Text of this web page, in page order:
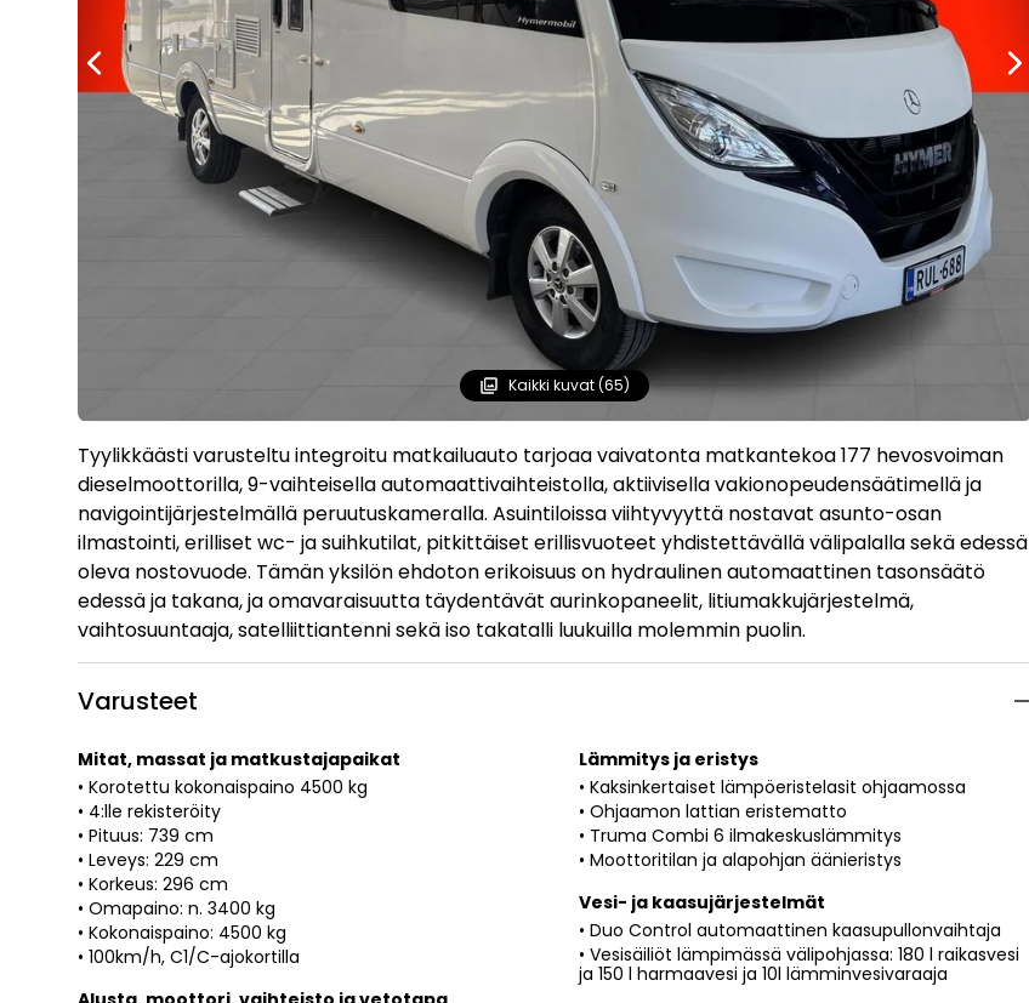
Kaikki kuvat (65)
Tyylikkäästi varusteltu integroitu matkailuauto tarjoaa vaivatonta matkantekoa 177 hevosvoiman
dieselmoottorilla, 9-vaihteisella automaattivaihteistolla, aktiivisella vakionopeudensäätimellä ja
navigointijärjestelmällä peruutuskameralla. Asuintiloissa viihtyvyyttä nostavat asunto-osan
ilmastointi, erilliset wc- ja suihkutilat, pitkittäiset erillisvuoteet yhdistettävällä välipalalla sekä edessä
oleva nostovuode. Tämän yksilön ehdoton erikoisuus on hydraulinen automaattinen tasonsäätö
edessä ja takana, ja omavaraisuutta täydentävät aurinkopaneelit, litiumakkujärjestelmä,
vaihtosuuntaaja, satelliittiantenni sekä iso takatalli luukuilla molemmin puolin.
Varusteet
Mitat, massat ja matkustajapaikat
• Korotettu kokonaispaino 4500 kg
• 4:lle rekisteröity
• Pituus: 739 cm
• Leveys: 229 cm
• Korkeus: 296 cm
• Omapaino: n. 3400 kg
• Kokonaispaino: 4500 kg
• 100km/h, C1/C-ajokortilla
Lämmitys ja eristys
• Kaksinkertaiset lämpöeristelasit ohjaamossa
• Ohjaamon lattian eristematto
• Truma Combi 6 ilmakeskuslämmitys
• Moottoritilan ja alapohjan äänieristys
Vesi- ja kaasujärjestelmät
• Duo Control automaattinen kaasupullonvaihtaja
• Vesisäiliöt lämpimässä välipohjassa: 180 l raikasvesi
ja 150 l harmaavesi ja 10l lämminvesivaraaja